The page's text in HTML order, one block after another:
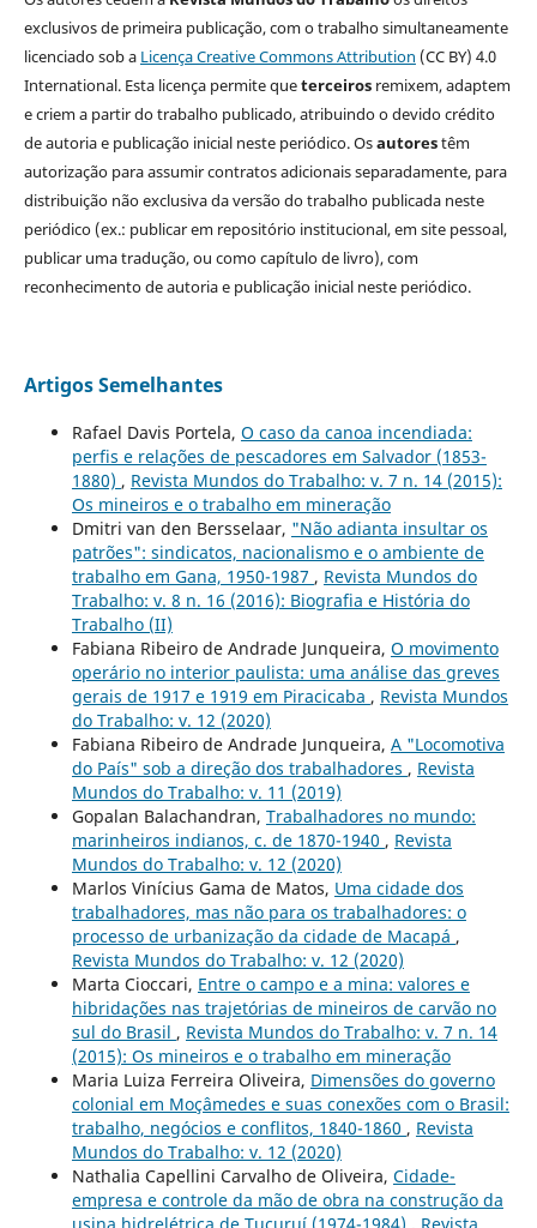
exclusivos de primeira publicação, com o trabalho simultaneamente
licenciado sob a Licença Creative Commons Attribution (CC BY) 4.0
International. Esta licença permite queterceirosremixem, adaptem
e criem a partir do trabalho publicado, atribuindo o devido crédito
de autoria e publicação inicial neste periódico. Osautorestêm
autorização para assumir contratos adicionais separadamente, para
distribuição não exclusiva da versão do trabalho publicada neste
periódico (ex.: publicar em repositório institucional, em site pessoal,
publicar uma tradução, ou como capítulo de livro), com
reconhecimento de autoria e publicação inicial neste periódico.
Artigos Semelhantes
Rafael Davis Portela, O caso da canoa incendiada:
perfis e relações de pescadores em Salvador (1853-
1880) , Revista Mundos do Trabalho: v. 7 n. 14 (2015):
Os mineiros e o trabalho em mineração
Dmitri van den Bersselaar, "Não adianta insultar os
patrões": sindicatos, nacionalismo e o ambiente de
trabalho em Gana, 1950-1987 , Revista Mundos do
Trabalho: v. 8 n. 16 (2016): Biografia e História do
Trabalho (II)
Fabiana Ribeiro de Andrade Junqueira, O movimento
operário no interior paulista: uma análise das greves
gerais de 1917 e 1919 em Piracicaba , Revista Mundos
do Trabalho: v. 12 (2020)
Fabiana Ribeiro de Andrade Junqueira, A "Locomotiva
do País" sob a direção dos trabalhadores , Revista
Mundos do Trabalho: v. 11 (2019)
Gopalan Balachandran, Trabalhadores no mundo:
marinheiros indianos, c. de 1870-1940 , Revista
Mundos do Trabalho: v. 12 (2020)
Marlos Vinícius Gama de Matos, Uma cidade dos
trabalhadores, mas não para os trabalhadores: o
processo de urbanização da cidade de Macapá ,
Revista Mundos do Trabalho: v. 12 (2020)
Marta Cioccari, Entre o campo e a mina: valores e
hibridações nas trajetórias de mineiros de carvão no
sul do Brasil , Revista Mundos do Trabalho: v. 7 n. 14
(2015): Os mineiros e o trabalho em mineração
Maria Luiza Ferreira Oliveira, Dimensões do governo
colonial em Moçâmedes e suas conexões com o Brasil:
trabalho, negócios e conflitos, 1840-1860 , Revista
Mundos do Trabalho: v. 12 (2020)
Nathalia Capellini Carvalho de Oliveira, Cidade-
empresa e controle da mão de obra na construção da